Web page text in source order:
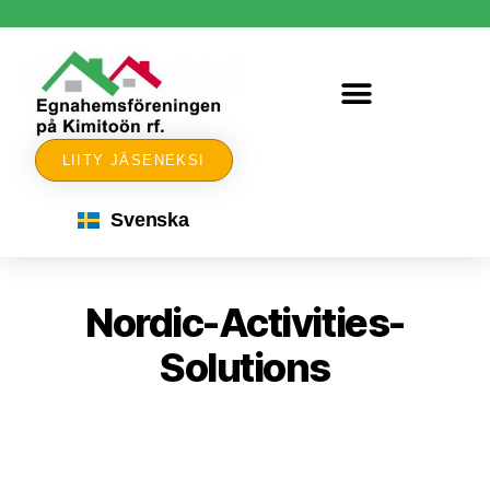
LIITY JÄSENEKSI
Svenska
Nordic-Activities-
Solutions